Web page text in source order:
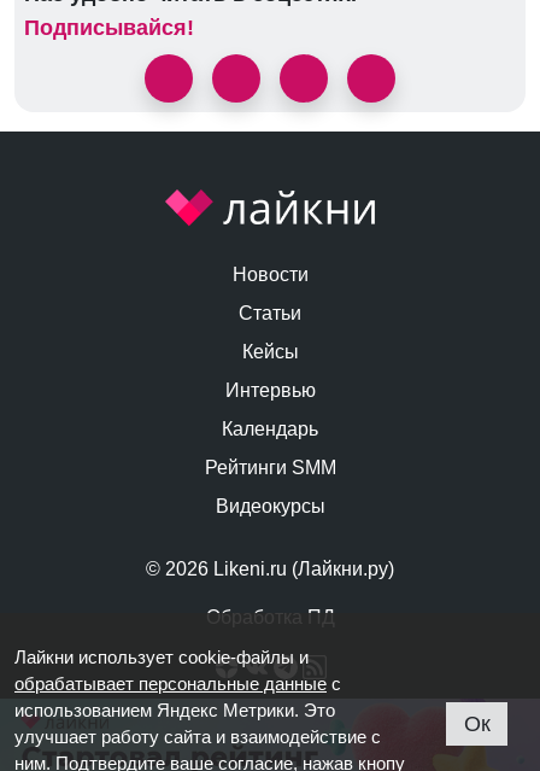
Подписывайся!
© 2026 Likeni.ru (Лайкни.ру)
Обработка ПД
Новости
Статьи
Кейсы
Интервью
Календарь
Рейтинги SMM
Видеокурсы
Лайкни использует cookie-файлы и
обрабатывает персональные данные с
использованием Яндекс Метрики. Это
улучшает работу сайта и взаимодействие с
ним. Подтвердите ваше согласие, нажав кнопу
Ок